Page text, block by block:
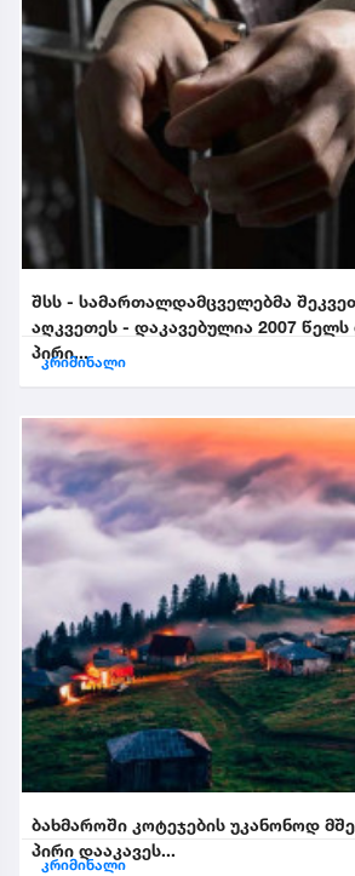
შსს - სამართალდამცველებმა
აღკვეთეს - დაკავებულია 2007
პირი...
კრიმინალი
ბახმაროში კოტეჯების უკანონოდ
პირი დააკავეს...
კრიმინალი